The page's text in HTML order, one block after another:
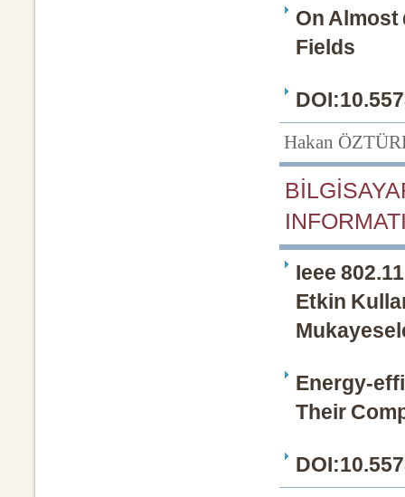
On Almost
Fields
Hakan
Ieee
Etkin
Energy-
Their